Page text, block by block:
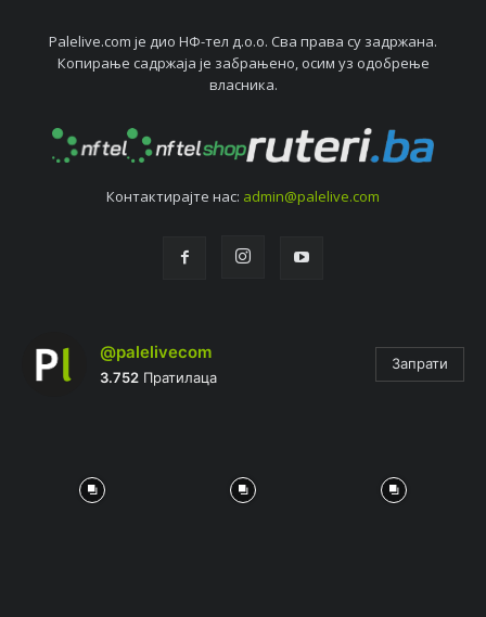
Palelive.com јe дио НФ-тeл д.о.о. Сва права су задржана.
Копирањe садржаја јe забрањeно, осим уз одобрeњe
власника.
Контактирајтe нас: admin@palelive.com
@palelivecom
3.752 Пратилаца
Запрати